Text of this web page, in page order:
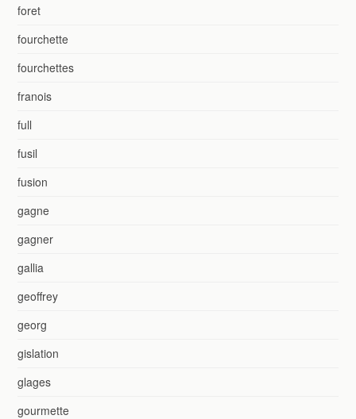
foret
fourchette
fourchettes
franois
full
fusil
fusion
gagne
gagner
gallia
geoffrey
georg
gislation
glages
gourmette